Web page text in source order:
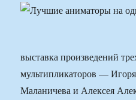
выставка произведений
мультипликаторов —
Маланичева и Алексея